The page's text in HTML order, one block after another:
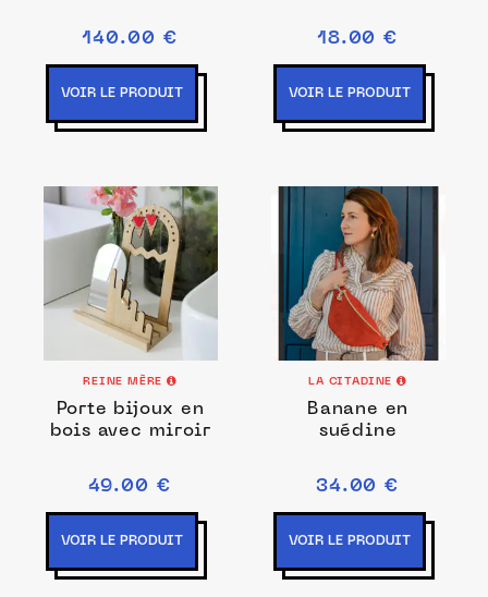
140.00 €
VOIR LE PRODUIT
18.00 €
VOIR LE PRODUIT
REINE MÈRE
Porte bijoux en
bois avec miroir
49.00 €
VOIR LE PRODUIT
LA CITADINE
Banane en
suédine
34.00 €
VOIR LE PRODUIT